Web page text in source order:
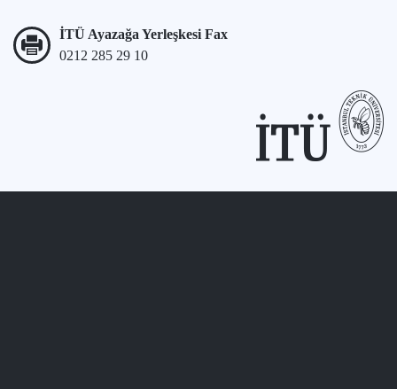
İTÜ Ayazağa Yerleşkesi Fax
0212 285 29 10